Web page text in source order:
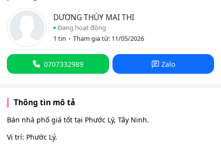
DƯƠNG THÙY MAI THI
Đang hoạt động
1 tin
Tham gia từ: 11/05/2026
0707332989 Zalo
Thông tin mô tả
Bán nhà phố giá tốt tại Phước Lý, Tây Ninh.
Vị trí: Phước Lý.